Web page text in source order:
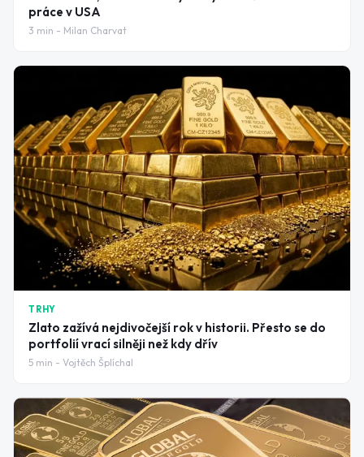
práce v USA
3 min - Milan Charvat
TRHY
Zlato zažívá nejdivočejší rok v historii. Přesto se do
portfolií vrací silněji než kdy dřív
5 min - Vojtěch Šplíchal